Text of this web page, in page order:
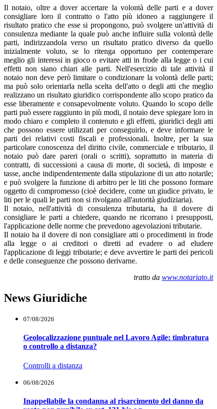
Il notaio, oltre a dover accertare la volontà delle parti e a dover
consigliare loro il contratto o l'atto più idoneo a raggiungere il
risultato pratico che esse si propongono, può svolgere un'attività di
consulenza mediante la quale può anche influire sulla volontà delle
parti, indirizzandola verso un risultato pratico diverso da quello
inizialmente voluto, se lo ritenga opportuno per contemperare
meglio gli interessi in gioco o evitare atti in frode alla legge o i cui
effetti non siano chiari alle parti. Nell'esercizio di tale attività il
notaio non deve però limitare o condizionare la volontà delle parti;
ma può solo orientarla nella scelta dell'atto o degli atti che meglio
realizzano un risultato giuridico corrispondente allo scopo pratico da
esse liberamente e consapevolmente voluto. Quando lo scopo delle
parti può essere raggiunto in più modi, il notaio deve spiegare loro in
modo chiaro e completo il contenuto e gli effetti, giuridici degli atti
che possono essere utilizzati per conseguirlo, e deve informare le
parti dei relativi costi fiscali e professionali. Inoltre, per la sua
particolare conoscenza del diritto civile, commerciale e tributario, il
notaio può dare pareri (orali o scritti), soprattutto in materia di
contratti, di successioni a causa di morte, di società, di imposte e
tasse, anche indipendentemente dalla stipulazione di un atto notarile;
e può svolgere la funzione di arbitro per le liti che possono formare
oggetto di compromesso (cioè decidere, come un giudice privato, le
liti per le quali le parti non si rivolgano all'autorità giudiziaria).
Il notaio, nell'attività di consulenza tributaria, ha il dovere di
consigliare le parti a chiedere, quando ne ricorrano i presupposti,
l'applicazione delle norme che prevedono agevolazioni tributarie.
Il notaio ha il dovere di non consigliare atti o procedimenti in frode
alla legge o ai creditori o diretti ad evadere o ad eludere
l'applicazione di leggi tributarie; e deve avvertire le parti dei pericoli
e delle conseguenze che possono derivarne.
tratto da www.notariato.it
News Giuridiche
07/08/2026
Geolocalizzazione puntuale nel Lavoro Agile: timbratura
o controllo a distanza?
Controlli a distanza
06/08/2026
Inappellabile la condanna al risarcimento del danno da